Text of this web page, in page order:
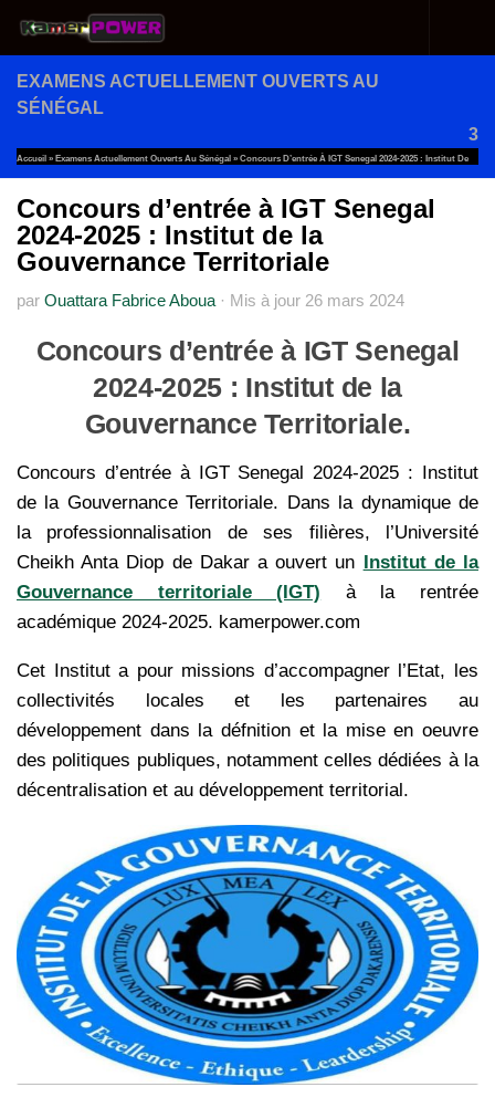
Au dessous du contenu
EXAMENS ACTUELLEMENT OUVERTS AU
SÉNÉGAL
3
Accueil » Examens Actuellement Ouverts Au Sénégal » Concours D’entrée À IGT Senegal 2024-2025 : Institut De
La Gouvernance Territoriale
Concours d’entrée à IGT Senegal
2024-2025 : Institut de la
Gouvernance Territoriale
par Ouattara Fabrice Aboua · Mis à jour 26 mars 2024
Concours d’entrée à IGT Senegal
2024-2025 : Institut de la
Gouvernance Territoriale.
Concours d’entrée à IGT Senegal 2024-2025 : Institut
de la Gouvernance Territoriale. Dans la dynamique de
la professionnalisation de ses filières, l’Université
Cheikh Anta Diop de Dakar a ouvert un Institut de la
Gouvernance territoriale (IGT) à la rentrée
académique 2024-2025. kamerpower.com
Cet Institut a pour missions d’accompagner l’Etat, les
collectivités locales et les partenaires au
développement dans la défnition et la mise en oeuvre
des politiques publiques, notamment celles dédiées à la
décentralisation et au développement territorial.